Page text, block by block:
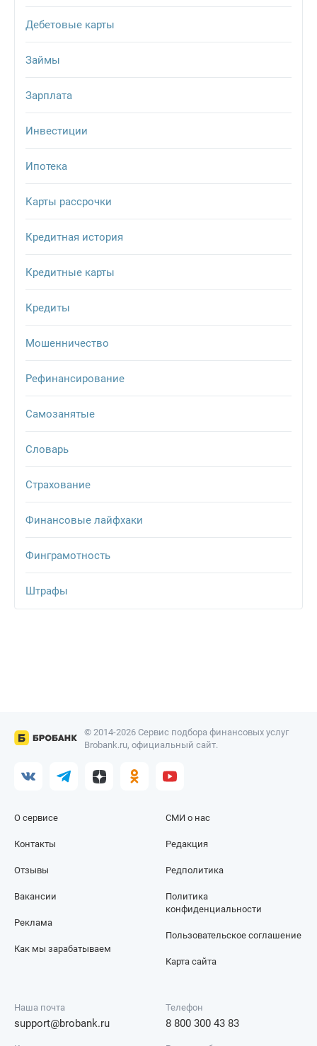
Дебетовые карты
Займы
Зарплата
Инвестиции
Ипотека
Карты рассрочки
Кредитная история
Кредитные карты
Кредиты
Мошенничество
Рефинансирование
Самозанятые
Словарь
Страхование
Финансовые лайфхаки
Финграмотность
Штрафы
© 2014-2026 Сервис подбора финансовых услуг
Brobank.ru, официальный сайт.
О сервисе
Контакты
Отзывы
СМИ о нас
Редакция
Редполитика
Вакансии
Реклама
Как мы зарабатываем
Политика
конфиденциальности
Пользовательское соглашение
Карта сайта
Наша почта
support@brobank.ru
Телефон
8 800 300 43 83